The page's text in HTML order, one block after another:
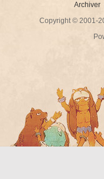
Archiver
Copyright © 2001-